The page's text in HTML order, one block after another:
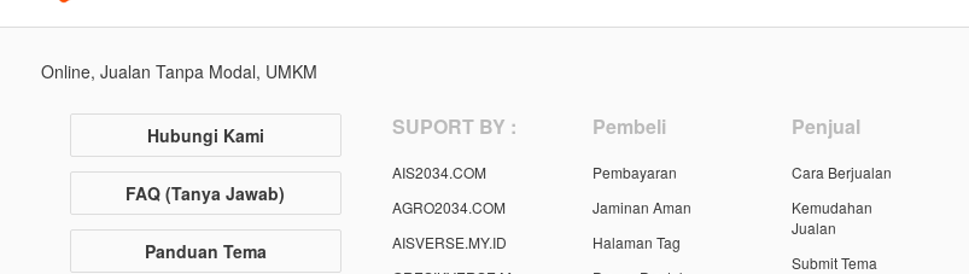
Online, Jualan Tanpa Modal, UMKM
Hubungi Kami
FAQ (Tanya Jawab)
Panduan Tema
SUPORT BY :
AIS2034.COM
AGRO2034.COM
AISVERSE.MY.ID
Pembeli
Pembayaran
Jaminan Aman
Halaman Tag
Penjual
Cara Berjualan
Kemudahan
Jualan
Submit Tema